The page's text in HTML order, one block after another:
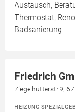
Austausch,
Thermostat,
Badsanierung
Friedrich
Ziegelhütterstr.9,
HEIZUNG